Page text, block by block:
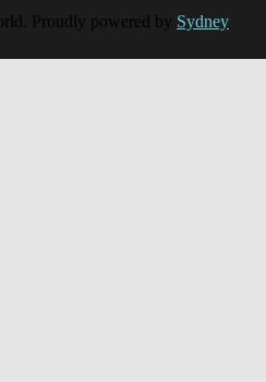
Proudly powered by Sydney